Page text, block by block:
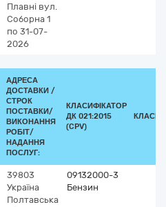
Плавні вул.
Соборна 1
по 31-07-
2026
АДРЕСА
ДОСТАВКИ /
СТРОК
ПОСТАВКИ/
ВИКОНАННЯ
РОБІТ/
НАДАННЯ
ПОСЛУГ:
КЛАСИФІКАТОР
ДК 021:2015
(CPV)
39803
Україна
Полтавська
09132000-3
Бензин